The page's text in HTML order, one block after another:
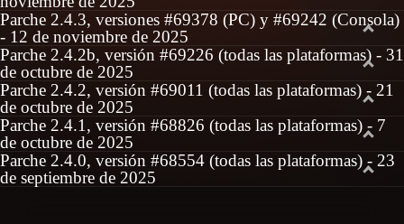
Parche 2.4.3, versiones #69378 (PC) y #69242 (Consola)
- 12 de noviembre de 2025
Parche 2.4.2b, versión #69226 (todas las plataformas) - 31
de octubre de 2025
Parche 2.4.2, versión #69011 (todas las plataformas) - 21
de octubre de 2025
Parche 2.4.1, versión #68826 (todas las plataformas) - 7
de octubre de 2025
Parche 2.4.0, versión #68554 (todas las plataformas) - 23
de septiembre de 2025